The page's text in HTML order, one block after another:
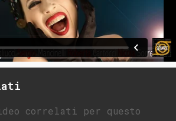
correlati per questo